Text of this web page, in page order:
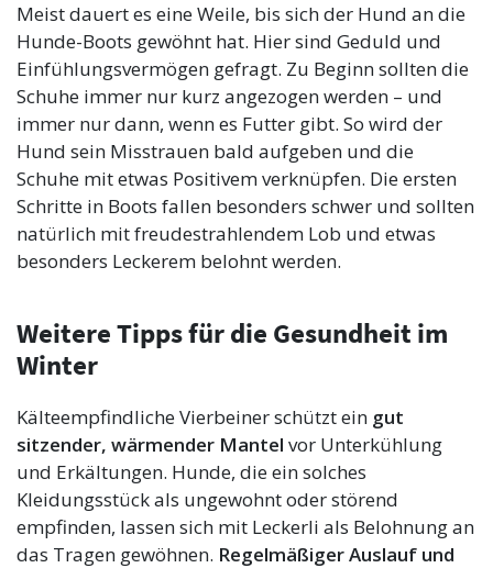
Meist dauert es eine Weile, bis sich der Hund an die
Hunde-Boots gewöhnt hat. Hier sind Geduld und
Einfühlungsvermögen gefragt. Zu Beginn sollten die
Schuhe immer nur kurz angezogen werden – und
immer nur dann, wenn es Futter gibt. So wird der
Hund sein Misstrauen bald aufgeben und die
Schuhe mit etwas Positivem verknüpfen. Die ersten
Schritte in Boots fallen besonders schwer und sollten
natürlich mit freudestrahlendem Lob und etwas
besonders Leckerem belohnt werden.
Weitere Tipps für die Gesundheit im
Winter
Kälteempfindliche Vierbeiner schützt ein gut
sitzender, wärmender Mantel vor Unterkühlung
und Erkältungen. Hunde, die ein solches
Kleidungsstück als ungewohnt oder störend
empfinden, lassen sich mit Leckerli als Belohnung an
das Tragen gewöhnen. Regelmäßiger Auslauf und